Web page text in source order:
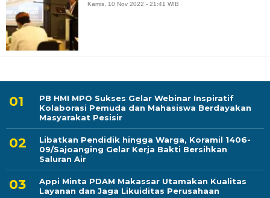
PB HMI MPO Sukses Gelar Webinar Inspiratif
Kolaborasi Pemuda dan Mahasiswa Berdayakan
Masyarakat Pesisir
Libatkan Pendidik hingga Warga, Koramil 1406-
09/Sajoanging Gelar Kerja Bakti Bersihkan
Saluran Air
Appi Minta PDAM Makassar Utamakan Kualitas
Layanan dan Jaga Likuiditas Perusahaan
Kamis, 10 Nov 2022 - 21:41 WIB